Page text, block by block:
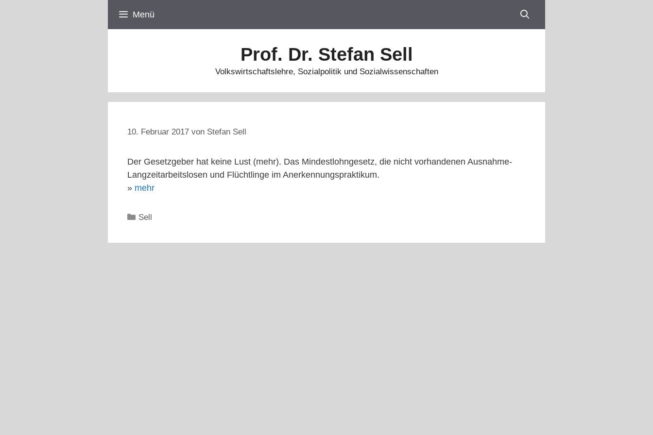
Menü
Prof. Dr. Stefan Sell
Volkswirtschaftslehre, Sozialpolitik und Sozialwissenschaften
10. Februar 2017 von Stefan Sell
Der Gesetzgeber hat keine Lust (mehr). Das Mindestlohngesetz, die nicht vorhandenen Ausnahme-
Langzeitarbeitslosen und Flüchtlinge im Anerkennungspraktikum.
» mehr
Kategorien
Sell